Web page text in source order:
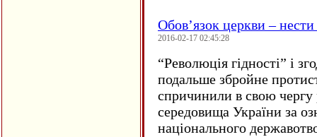
Обов’язок церкви –
2016-02-17 02:45:28
“Революція гідності” і
подальше збройне
спричинили в свою чергу
середовища України за
національного